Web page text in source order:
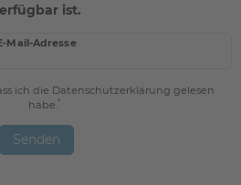
ist.
Mail-Adresse
ich die Daten­schutz­erklärung gelesen
habe.*
Senden